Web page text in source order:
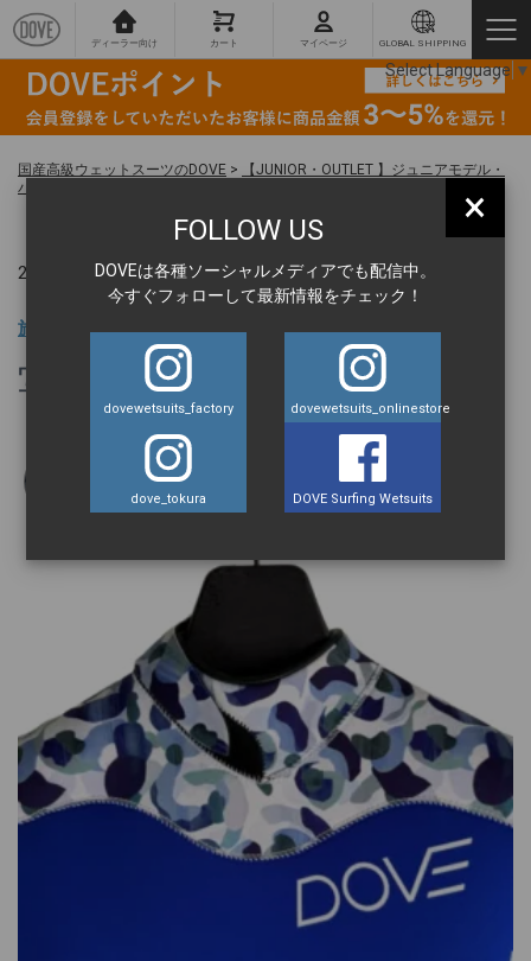
ディーラー向け カート マイページ GLOBAL SHIPPING
国産高級ウェットスーツのDOVE >
【JUNIOR・OUTLET 】ジュニアモデル・
バックジップ・スプリング(3/2mm) 140㎝
2026.06.23 ｜
旅の達人 BLOG
写真-2025-09-09-14-38-04
丹羽元気
×
FOLLOW US
DOVEは各種ソーシャルメディアでも配信中。
今すぐフォローして最新情報をチェック！
dovewetsuits_factory dovewetsuits_onlinestore
dove_tokura DOVE Surfing Wetsuits
Select Language ▼